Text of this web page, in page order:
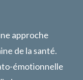
approche
de la santé.
émotionnelle